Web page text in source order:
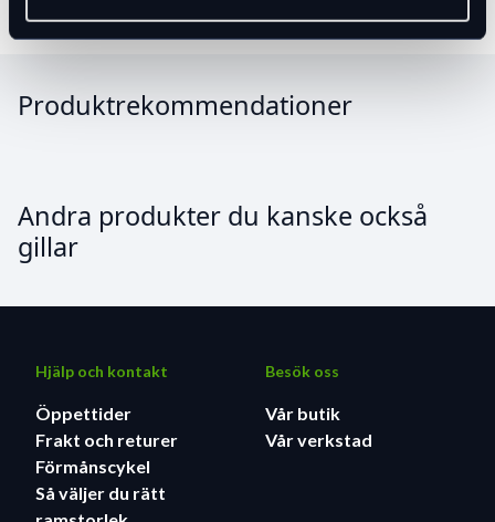
Produktrekommendationer
Andra produkter du kanske också
gillar
Hjälp och kontakt
Öppettider
Frakt och returer
Förmånscykel
Så väljer du rätt
Besök oss
Vår butik
Vår verkstad